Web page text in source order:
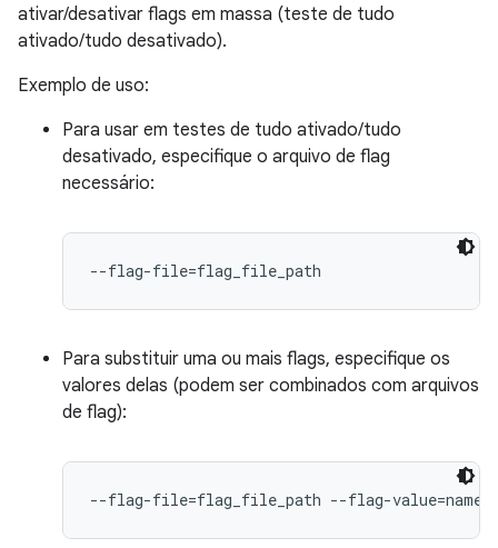
ativar/desativar flags em massa (teste de tudo
ativado/tudo desativado).
Exemplo de uso:
Para usar em testes de tudo ativado/tudo
desativado, especifique o arquivo de flag
necessário:
--flag-file=flag_file_path
Para substituir uma ou mais flags, especifique os
valores delas (podem ser combinados com arquivos
de flag):
--flag-file=flag_file_path --flag-